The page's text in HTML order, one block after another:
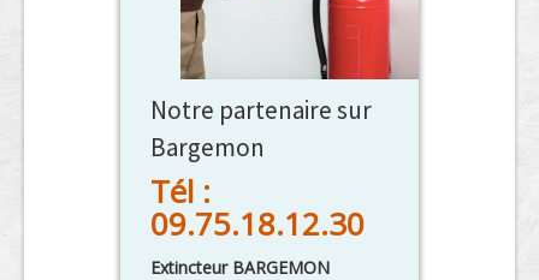
Notre partenaire sur
Bargemon
Tél :
09.75.18.12.30
Extincteur BARGEMON